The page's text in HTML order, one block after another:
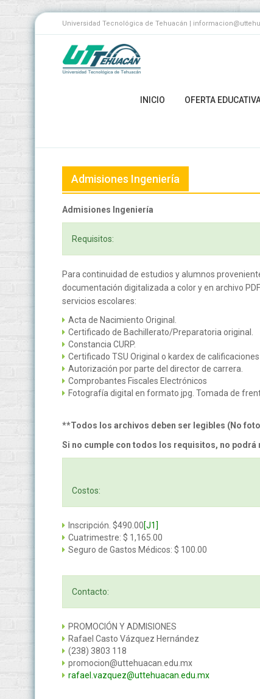
Universidad Tecnológica de Tehuacán |
INICIO OFERTA
Admisiones Ingeniería
Admisiones Ingeniería
Requisitos:
Para continuidad de estudios y alumnos
documentación digitalizada a color y en archivo
servicios escolares:
Acta de Nacimiento Original.
Certificado de Bachillerato/Preparatoria original.
Constancia CURP.
Certificado TSU Original o kardex de calificaciones
Autorización por parte del director de carrera.
Comprobantes Fiscales Electrónicos
Fotografía digital en formato jpg. Tomada de
**Todos los archivos deben ser legibles (No
Si no cumple con todos los requisitos, no podrá
Costos:
Inscripción. $490.00[J1]
Cuatrimestre: $ 1,165.00
Seguro de Gastos Médicos: $ 100.00
Contacto:
PROMOCIÓN Y ADMISIONES
Rafael Casto Vázquez Hernández
(238) 3803 118
promocion@uttehuacan.edu.mx
rafael.vazquez@uttehuacan.edu.mx